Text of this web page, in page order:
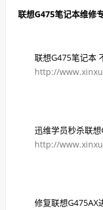
联想G475笔记本维修专
联想G475笔记本
http://
迅维学员秒杀联想
http://
修复联想G475AX